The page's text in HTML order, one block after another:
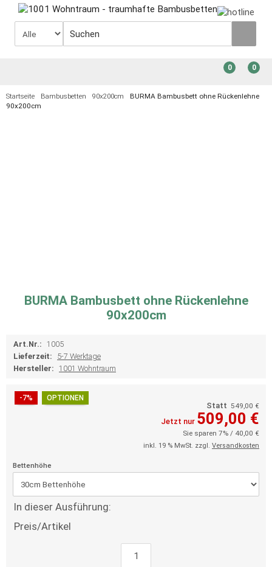
0
0
Startseite Bambusbetten 90x200cm
BURMA Bambusbett ohne Rückenlehne
90x200cm
BURMA Bambusbett ohne Rückenlehne
90x200cm
Art.Nr.: 1005
Lieferzeit:
5-7 Werktage
Hersteller: 1001 Wohntraum
-7% OPTIONEN
Statt 549,00 €
Jetzt nur 509,00 €
Sie sparen 7% / 40,00 €
inkl. 19 % MwSt. zzgl. Versandkosten
Bettenhöhe
In dieser Ausführung:
Preis/Artikel